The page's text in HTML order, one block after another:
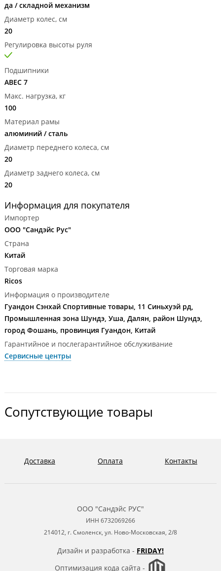
да / складной механизм
Диаметр колес, см
20
Регулировка высоты руля
Подшипники
ABEC 7
Макс. нагрузка, кг
100
Материал рамы
алюминий / сталь
Диаметр переднего колеса, см
20
Диаметр заднего колеса, см
20
Информация для покупателя
Импортер
ООО "Сандэйс Рус"
Страна
Китай
Торговая марка
Ricos
Информация о производителе
Гуандон Сэнхай Спортивные товары, 11 Синьхуэй рд,
Промышленная зона Шундэ, Уша, Далян, район Шундэ,
город Фошань, провинция Гуандон, Китай
Гарантийное и послегарантийное обслуживание
Сервисные центры
Сопутствующие товары
ООО "Сандэйс РУС"
ИНН 6732069266
214012, г. Смоленск, ул. Ново-Московская, 2/8
Дизайн и разработка - FRIDAY!
Оптимизация кода сайта -
Доставка Оплата Контакты